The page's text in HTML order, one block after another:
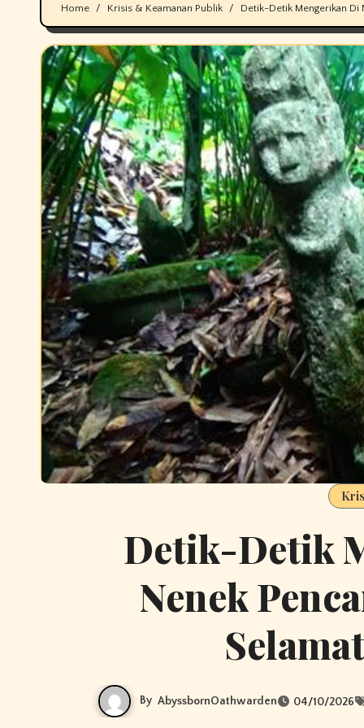
Home Krisis & Keamanan Publik Detik-Detik Mengerikan Di
Detik-Detik
Nenek
By AbyssbornOathwarden 04/10/2026